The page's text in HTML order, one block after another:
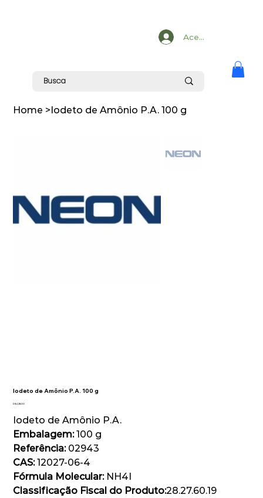
Acesse
Home >Iodeto de Amônio P.A. 100 g
Iodeto de Amônio P.A. 100 g
Preço
R$ 428,00
Iodeto de Amônio P.A.
Embalagem:100 g
Referência:02943
CAS:12027-06-4
Fórmula Molecular:NH4I
Classificação Fiscal do Produto:28.27.60.19